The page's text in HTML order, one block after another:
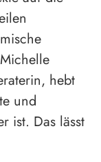
hebt
und
ist. Das lässt